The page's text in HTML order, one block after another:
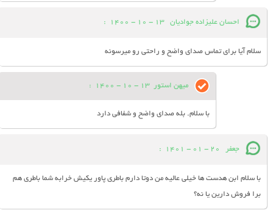
احسان عليزاده جوادیان 13 - 10 - 1400
:
سلام آیا برای تماس صدای واضح و راحتی رو میرسونه
میهن استور 13 - 10 - 1400
:
با سلام. بله صدای واضح و شفافی دارد
جعفر 20 - 01 - 1401
:
با سلام ابن هدست ها خیلی عالیه من دوتا دارم باطری پاور یکیش خرابه شما باطری هم
برا فروش دارین یا نه؟